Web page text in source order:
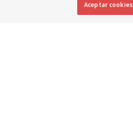
Aceptar cookies